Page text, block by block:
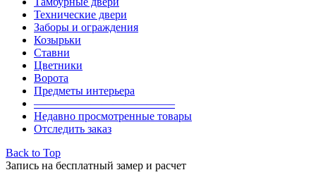
Технические двери
Заборы и ограждения
Козырьки
Ставни
Цветники
Ворота
Предметы интерьера
————————————–
Недавно просмотренные товары
Отследить заказ
Back to Top
Запись на бесплатный замер и расчет